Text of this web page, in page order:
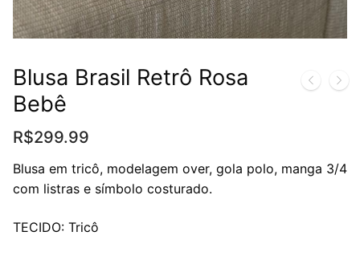
Blusa Brasil Retrô Rosa
Bebê
R$299.99
Blusa em tricô, modelagem over, gola polo, manga 3/4
com listras e símbolo costurado.
TECIDO: Tricô